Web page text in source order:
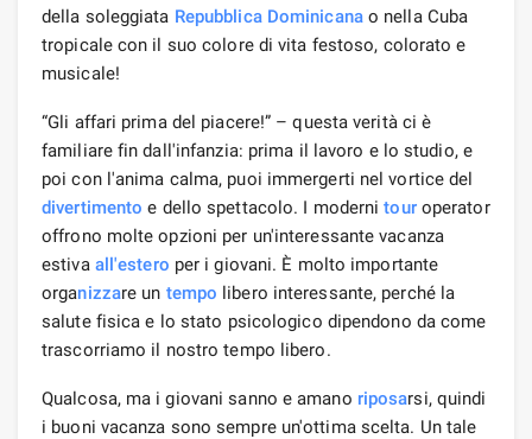
della soleggiata Repubblica Dominicanao nella Cuba
tropicale con il suo colore di vita festoso, colorato e
musicale!
“Gli affari prima del piacere!” – questa verità ci è
familiare fin dall'infanzia: prima il lavoro e lo studio, e
poi con l'anima calma, puoi immergerti nel vortice del
divertimento e dello spettacolo. I modernitouroperator
offrono molte opzioni per un'interessante vacanza
estiva all'estero per i giovani. È molto importante
organizzare un tempo libero interessante, perché la
salute fisica e lo stato psicologico dipendono da come
trascorriamo il nostro tempo libero.
Qualcosa, ma i giovani sanno e amano riposarsi, quindi
i buoni vacanza sono sempre un'ottima scelta. Un tale